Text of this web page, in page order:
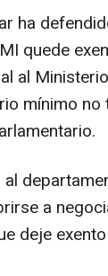
ha
quede
al
mínimo
a
deje